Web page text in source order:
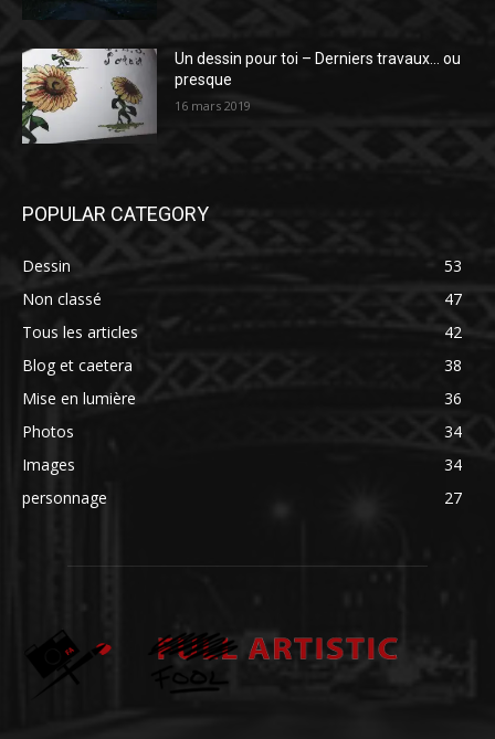
Un dessin pour toi – Derniers travaux… ou
presque
16 mars 2019
POPULAR CATEGORY
Dessin
53
Non classé
47
Tous les articles
42
Blog et caetera
38
Mise en lumière
36
Photos
34
Images
34
personnage
27